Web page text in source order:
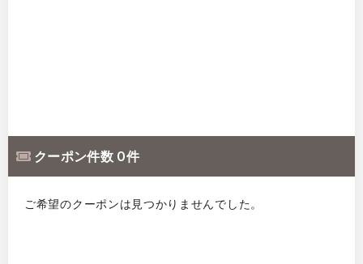
クーポン件数 0 件
ご希望のクーポンは見つかりませんでした。